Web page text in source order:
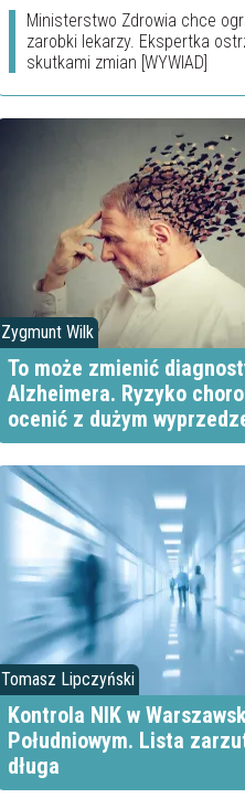
Ministerstwo Zdrowia chce
zarobki lekarzy. Ekspertka
skutkami zmian [WYWIAD]
Zygmunt Wilk
To może zmienić
Alzheimera. Ryzyko
ocenić z dużym
Tomasz Lipczyński
Kontrola NIK w
Południowym. Lista
długa